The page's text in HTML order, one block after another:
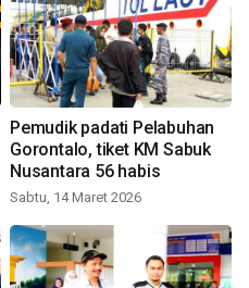
Pemudik padati Pelabuhan
Gorontalo, tiket KM Sabuk
Nusantara 56 habis
Sabtu, 14 Maret 2026